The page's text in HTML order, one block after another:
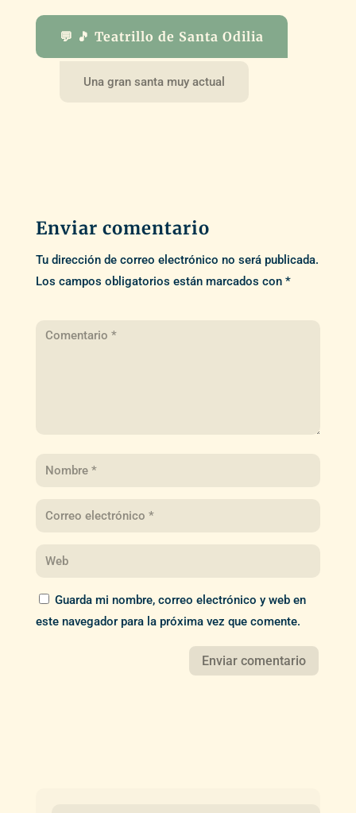
💬 🎵 Teatrillo de Santa Odilia
Una gran santa muy actual
Enviar comentario
Tu dirección de correo electrónico no será publicada.
Los campos obligatorios están marcados con *
Guarda mi nombre, correo electrónico y web en
este navegador para la próxima vez que comente.